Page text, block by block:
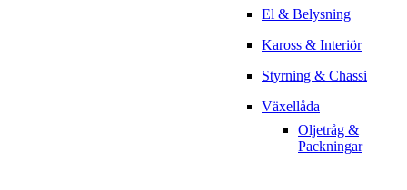
El & Belysning
Kaross & Interiör
Styrning & Chassi
Växellåda
Oljetråg &
Packningar